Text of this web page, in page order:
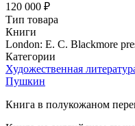
120 000 ₽
Тип товара
Книги
London: E. C. Blackmore
Категории
Художественная
Пушкин
Книга в полукожаном